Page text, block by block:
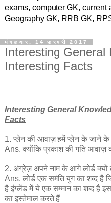
exams, computer GK, current
Geography GK, RRB GK,
मंगलवार, 14 फ़रवरी 2017
Interesting General
Interesting Facts
Interesting General
Facts
1. प्लेन की आवाज़ हमें प्लेन के जाने के
Ans. क्योंकि प्रकाश की गति आवाज़
2. अंग्रेज़ अपने नाम के आगे लोर्ड क्यों
Ans. लोर्ड एक समंति युग का शब्द है
है इंग्लेंड में ये एक सम्मान का शब्द है
का इस्तेमाल करते हैं